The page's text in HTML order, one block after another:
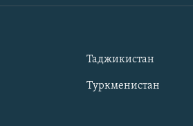
Таджикистан
Туркменистан